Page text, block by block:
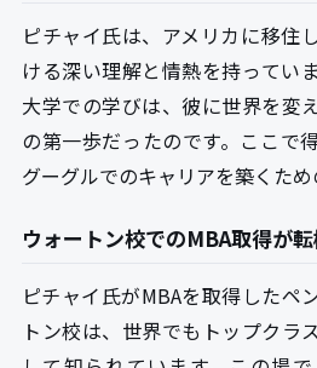
ピチャイ氏は、アメリカに移住
ける深い理解と情熱を持ってい
大学での学びは、彼に世界を変
の第一歩だったのです。ここで
グーグルでのキャリアを築くため
ウォートン校でのMBA取得が
ピチャイ氏がMBAを取得したペ
トン校は、世界でもトップクラ